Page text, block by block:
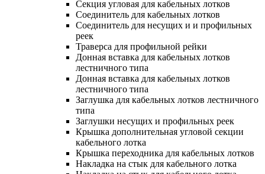
Секция угловая для кабельных лотков
Соединитель для кабельных лотков
Соединитель для несущих и и профильных
реек
Траверса для профильной рейки
Донная вставка для кабельных лотков
лестничного типа
Донная вставка для кабельных лотков
лестничного типа
Заглушка для кабельных лотков лестничного
типа
Заглушки несущих и профильных реек
Крышка дополнительная угловой секции
кабельного лотка
Крышка переходника для кабельных лотков
Накладка на стык для кабельного лотка